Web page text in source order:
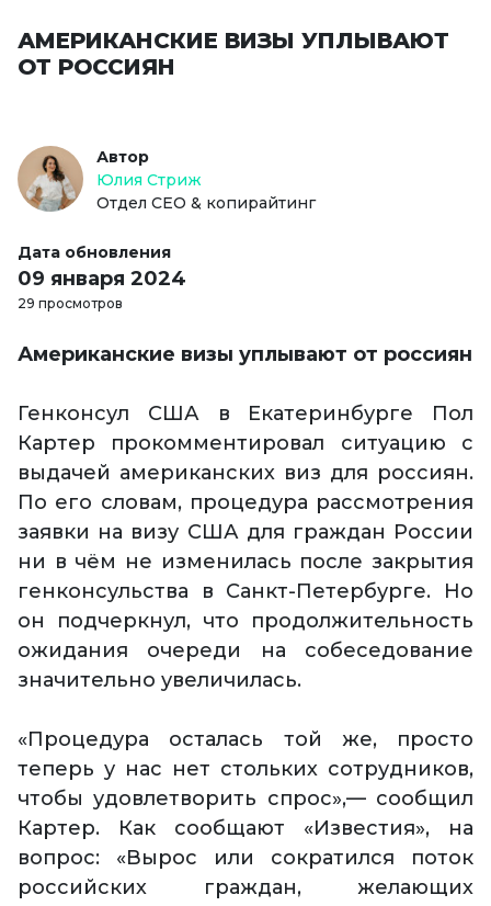
АМЕРИКАНСКИЕ ВИЗЫ УПЛЫВАЮТ
ОТ РОССИЯН
Автор
Юлия Стриж
Отдел СЕО & копирайтинг
Дата обновления
09 января 2024
29 просмотров
Американские визы уплывают от россиян
Генконсул США в Екатеринбурге Пол
Картер прокомментировал ситуацию с
выдачей американских виз для россиян.
По его словам, процедура рассмотрения
заявки на визу США для граждан России
ни в чём не изменилась после закрытия
генконсульства в Санкт-Петербурге. Но
он подчеркнул, что продолжительность
ожидания очереди на собеседование
значительно увеличилась.
«Процедура осталась той же, просто
теперь у нас нет стольких сотрудников,
чтобы удовлетворить спрос»,— сообщил
Картер. Как сообщают «Известия», на
вопрос: «Вырос или сократился поток
российских граждан, желающих